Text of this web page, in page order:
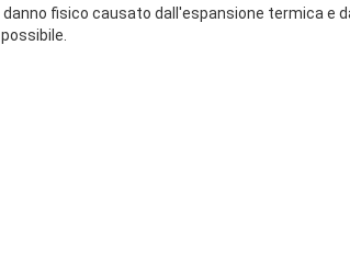
danno fisico causato dall'espansione termica e